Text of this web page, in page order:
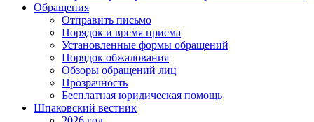
Обращения
Отправить письмо
Порядок и время приема
Установленные формы обращений
Порядок обжалования
Обзоры обращений лиц
Прозрачность
Бесплатная юридическая помощь
Шпаковский вестник